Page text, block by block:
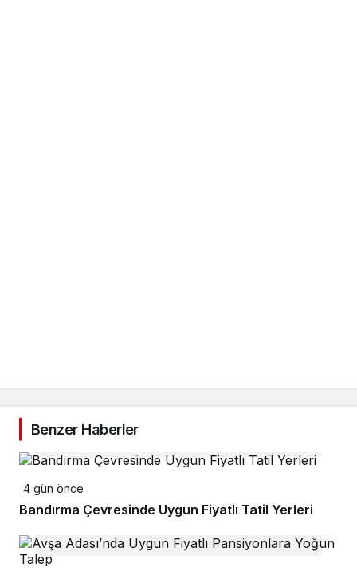
Benzer Haberler
4 gün önce
Bandırma Çevresinde Uygun Fiyatlı Tatil Yerleri